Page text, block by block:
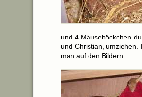
und 4 Mäuseböckchen
und Christian, umziehen.
man auf den Bildern!